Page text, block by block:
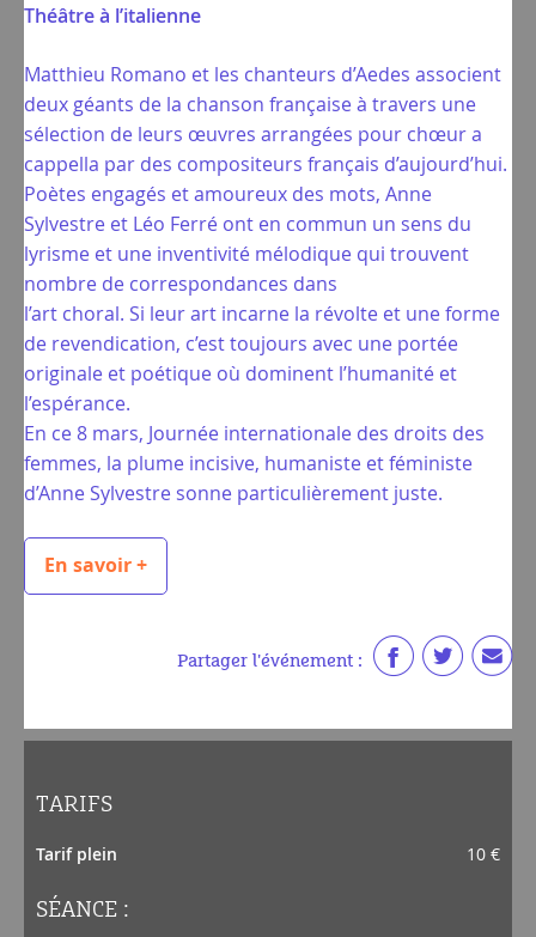
Théâtre à l’italienne
Matthieu Romano et les chanteurs d’Aedes associent
deux géants de la chanson française à travers une
sélection de leurs œuvres arrangées pour chœur a
cappella par des compositeurs français d’aujourd’hui.
Poètes engagés et amoureux des mots, Anne
Sylvestre et Léo Ferré ont en commun un sens du
lyrisme et une inventivité mélodique qui trouvent
nombre de correspondances dans
l’art choral. Si leur art incarne la révolte et une forme
de revendication, c’est toujours avec une portée
originale et poétique où dominent l’humanité et
l’espérance.
En ce 8 mars, Journée internationale des droits des
femmes, la plume incisive, humaniste et féministe
d’Anne Sylvestre sonne particulièrement juste.
En savoir +
Partager l'événement :
TARIFS
Tarif plein 10 €
SÉANCE :